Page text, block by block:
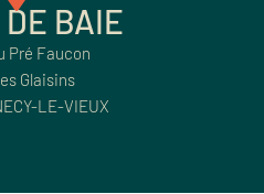
BAIE
Pré Faucon
Glaisins
LE-VIEUX